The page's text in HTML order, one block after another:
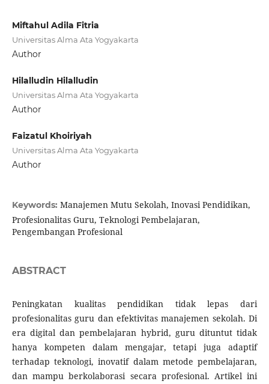
Miftahul Adila Fitria
Universitas Alma Ata Yogyakarta
Author
Hilalludin Hilalludin
Universitas Alma Ata Yogyakarta
Author
Faizatul Khoiriyah
Universitas Alma Ata Yogyakarta
Author
Keywords: Manajemen Mutu Sekolah, Inovasi Pendidikan,
Profesionalitas Guru, Teknologi Pembelajaran,
Pengembangan Profesional
ABSTRACT
Peningkatan kualitas pendidikan tidak lepas dari
profesionalitas guru dan efektivitas manajemen sekolah. Di
era digital dan pembelajaran hybrid, guru dituntut tidak
hanya kompeten dalam mengajar, tetapi juga adaptif
terhadap teknologi, inovatif dalam metode pembelajaran,
dan mampu berkolaborasi secara profesional. Artikel ini